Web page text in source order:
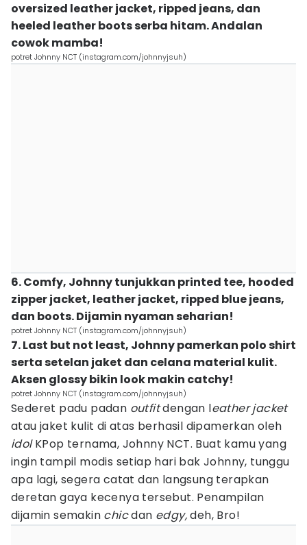
oversized leather jacket, ripped jeans, dan
heeled leather boots serba hitam. Andalan
cowok mamba!
potret Johnny NCT (instagram.com/johnnyjsuh)
6. Comfy, Johnny tunjukkan printed tee, hooded
zipper jacket, leather jacket, ripped blue jeans,
dan boots. Dijamin nyaman seharian!
potret Johnny NCT (instagram.com/johnnyjsuh)
7. Last but not least, Johnny pamerkan polo shirt
serta setelan jaket dan celana material kulit.
Aksen glossy bikin look makin catchy!
potret Johnny NCT (instagram.com/johnnyjsuh)
Sederet padu padan outfitdengan leather jacket
atau jaket kulit di atas berhasil dipamerkan oleh
idolKPop ternama, Johnny NCT. Buat kamu yang
ingin tampil modis setiap hari bak Johnny, tunggu
apa lagi, segera catat dan langsung terapkan
deretan gaya kecenya tersebut. Penampilan
dijamin semakin chicdan edgy,deh, Bro!